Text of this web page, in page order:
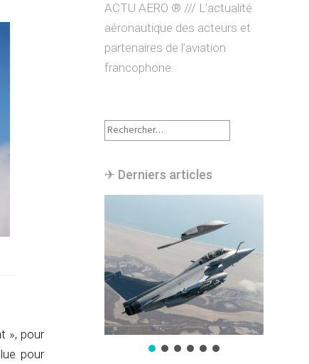
», pour
pour
ACTU AERO ® /// L’actualité
aéronautique des acteurs et
partenaires de l’aviation
francophone.
Rechercher :
✈︎ Derniers articles